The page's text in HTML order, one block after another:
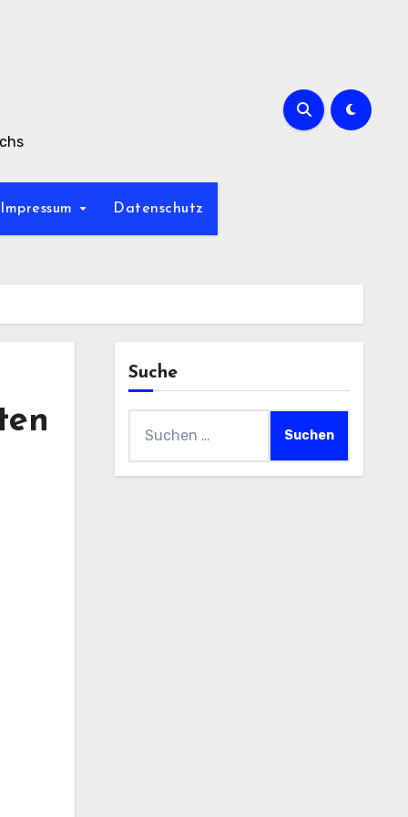
Impressum Datenschutz
Suche
nach: